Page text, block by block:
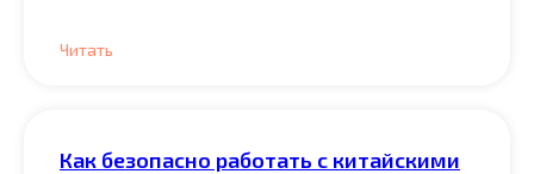
Читать
Как безопасно работать с китайскими